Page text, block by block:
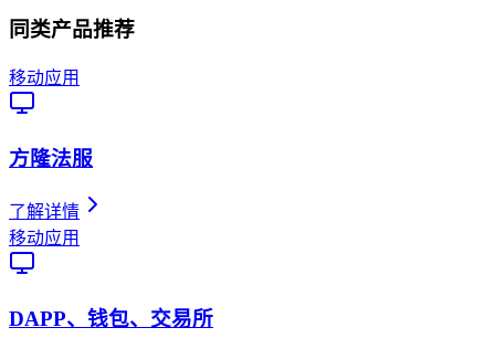
同类产品推荐
移动应用
方隆法服
了解详情
移动应用
DAPP、钱包、交易所